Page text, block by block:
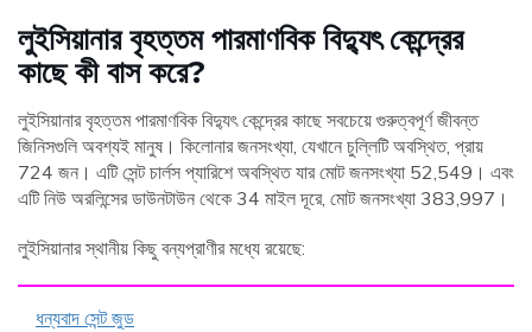
লুইসিয়ানার বৃহত্তম পারমাণবিক বিদ্যুৎ কেন্দ্রের
কাছে কী বাস করে?
লুইসিয়ানার বৃহত্তম পারমাণবিক বিদ্যুৎ কেন্দ্রের কাছে সবচেয়ে গুরুত্বপূর্ণ জীবন্ত
জিনিসগুলি অবশ্যই মানুষ। কিলোনার জনসংখ্যা, যেখানে চুল্লিটি অবস্থিত, প্রায়
724 জন। এটি সেন্ট চার্লস প্যারিশে অবস্থিত যার মোট জনসংখ্যা 52,549। এবং
এটি নিউ অরলিন্সের ডাউনটাউন থেকে 34 মাইল দূরে, মোট জনসংখ্যা 383,997।
লুইসিয়ানার স্থানীয় কিছু বন্যপ্রাণীর মধ্যে রয়েছে:
ধন্যবাদ সেন্ট জুড